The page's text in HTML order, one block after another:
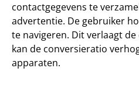
contactgegevens te
advertentie. De gebruiker
te navigeren. Dit verlaagt
kan de conversieratio
apparaten.